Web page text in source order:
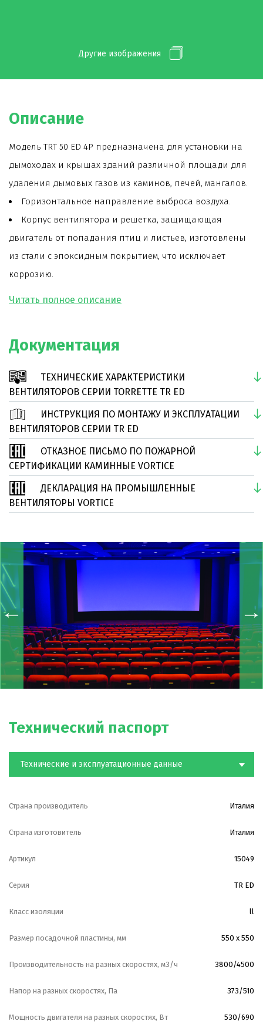
Другие изображения
Описание
Модель TRT 50 ED 4P предназначена для установки на
дымоходах и крышах зданий различной площади для
удаления дымовых газов из каминов, печей, мангалов.
Горизонтальное направление выброса воздуха.
Корпус вентилятора и решетка, защищающая
двигатель от попадания птиц и листьев, изготовлены
из стали с эпоксидным покрытием, что исключает
коррозию.
Специальная конструкция рабочего колеса
пыли на его поверхности. Лопатки рабочего колеса
загнуты назад.
Вентилятор оборудован дополнительным наружным
металлическим патрубком (отводом), через который
происходит добавленное охлаждение двигателя.
Срок службы вентилятора более 30000 часов, в том
числе при непрерывной работе.
Дополнительно к вентилятору поставляются
Документация
ТЕХНИЧЕСКИЕ ХАРАКТЕРИСТИКИ
ВЕНТИЛЯТОРОВ СЕРИИ TORRETTE TR ED
ИНСТРУКЦИЯ ПО МОНТАЖУ И ЭКСПЛУАТАЦИИ
ВЕНТИЛЯТОРОВ СЕРИИ TR ED
ОТКАЗНОЕ ПИСЬМО ПО ПОЖАРНОЙ
СЕРТИФИКАЦИИ КАМИННЫЕ VORTICE
ДЕКЛАРАЦИЯ НА ПРОМЫШЛЕННЫЕ
ВЕНТИЛЯТОРЫ VORTICE
Технический паспорт
Технические и эксплуатационные данные
Страна производитель Италия
Страна изготовитель Италия
Артикул 15049
Серия TR ED
Класс изоляции ll
Размер посадочной пластины, мм 550 х 550
Производительность на разных скоростях, м3/ч 3800/4500
Напор на разных скоростях, Па 373/510
Мощность двигателя на разных скоростях, Вт 530/690